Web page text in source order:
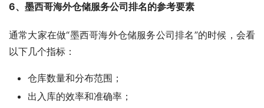
6、墨西哥海外仓储服务公司排名的参考要素
通常大家在做“墨西哥海外仓储服务公司排名”的时候，会看
以下几个指标：
仓库数量和分布范围；
出入库的效率和准确率；